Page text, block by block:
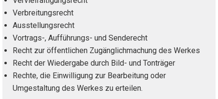
Verbreitungsrecht
Ausstellungsrecht
Vortrags-, Aufführungs- und Senderecht
Recht zur öffentlichen Zugänglichmachung des Werkes
Recht der Wiedergabe durch Bild- und Tonträger
Rechte, die Einwilligung zur Bearbeitung oder
Umgestaltung des Werkes zu erteilen.